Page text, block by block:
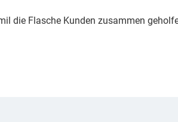
die Flasche Kunden zusammen